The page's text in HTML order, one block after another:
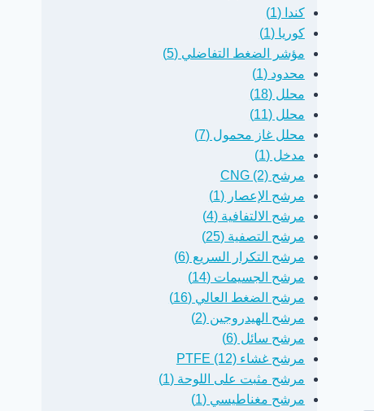
الجديدة؟
David Janes
28 سبتمبر، 2021
غير مصنف
كندا (1)
كوريا (1)
مؤشر الضغط التفاضلي (5)
محدود (1)
محلل (18)
محلل (11)
محلل غاز محمول (7)
مدخل (1)
مرشح CNG (2)
مرشح الإعصار (1)
مرشح الالتفافية (4)
مرشح التصفية (25)
مرشح التكرار السريع (6)
مرشح الجسيمات (14)
مرشح الضغط العالي (16)
مرشح الهيدروجين (2)
مرشح سائل (6)
مرشح غشاء PTFE (12)
مرشح مثبت على اللوحة (1)
مرشح مغناطيسي (1)